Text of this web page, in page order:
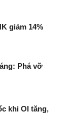
giảm 14%
Phá vỡ
khi OI tăng,